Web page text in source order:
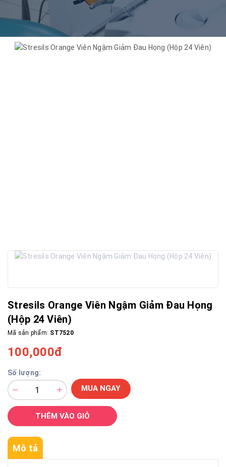
Stresils Orange Viên Ngậm Giảm Đau Họng
(Hộp 24 Viên)
Mã sản phẩm: ST7520
100,000đ
Số lượng:
MUA NGAY
THÊM VÀO GIỎ
Mô tả